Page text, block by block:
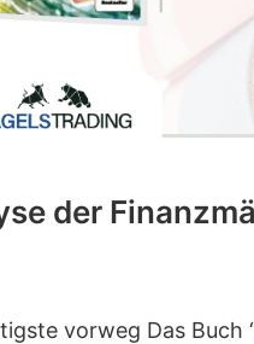
der
vorweg Das Buch